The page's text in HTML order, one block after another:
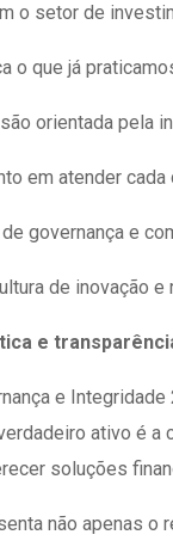
o setor de
o que já
orientada pela
em atender
governança e
de inovação
e
e
ativo é
soluções
não apenas o